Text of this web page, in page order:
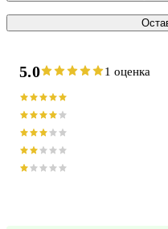
5.0 1 оценка